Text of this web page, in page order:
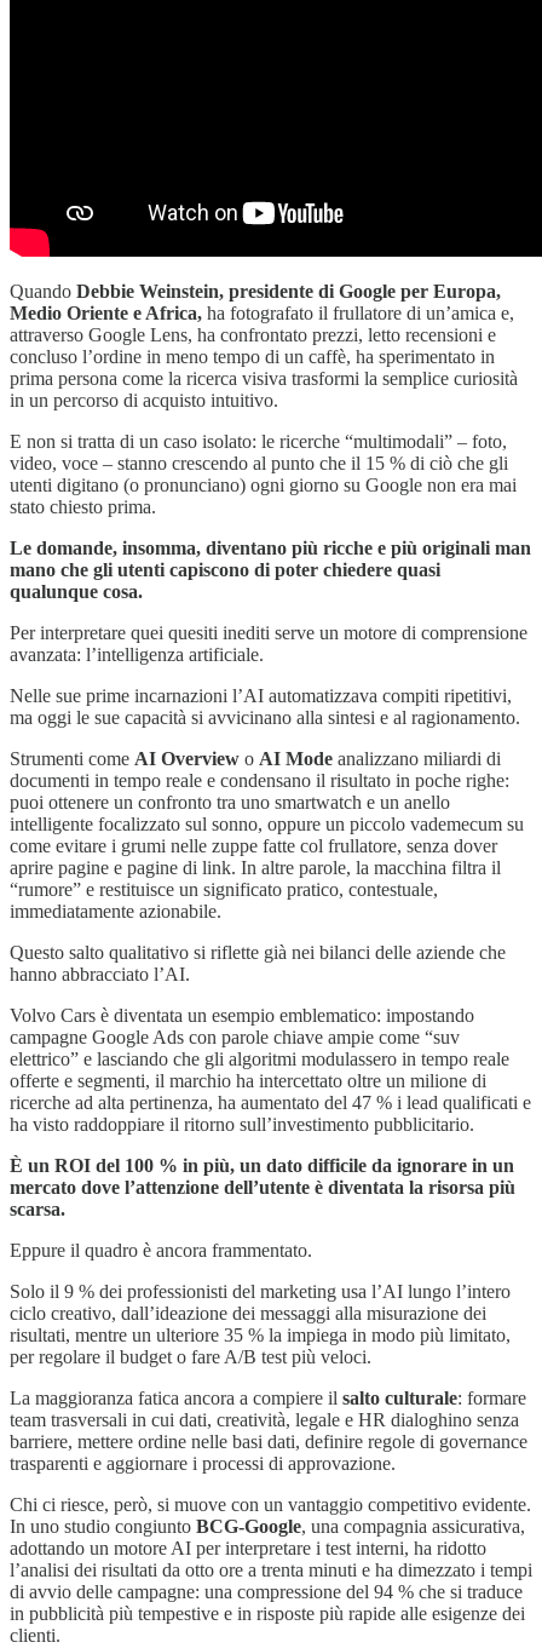
Quando Debbie Weinstein, presidente di Google per Europa,
Medio Oriente e Africa, ha fotografato il frullatore di un’amica e,
attraverso Google Lens, ha confrontato prezzi, letto recensioni e
concluso l’ordine in meno tempo di un caffè, ha sperimentato in
prima persona come la ricerca visiva trasformi la semplice curiosità
in un percorso di acquisto intuitivo.
E non si tratta di un caso isolato: le ricerche “multimodali” – foto,
video, voce – stanno crescendo al punto che il 15 % di ciò che gli
utenti digitano (o pronunciano) ogni giorno su Google non era mai
stato chiesto prima.
Le domande, insomma, diventano più ricche e più originali man
mano che gli utenti capiscono di poter chiedere quasi
qualunque cosa.
Per interpretare quei quesiti inediti serve un motore di comprensione
avanzata: l’intelligenza artificiale.
Nelle sue prime incarnazioni l’AI automatizzava compiti ripetitivi,
ma oggi le sue capacità si avvicinano alla sintesi e al ragionamento.
Strumenti come AI Overview o AI Mode analizzano miliardi di
documenti in tempo reale e condensano il risultato in poche righe:
puoi ottenere un confronto tra uno smartwatch e un anello
intelligente focalizzato sul sonno, oppure un piccolo vademecum su
come evitare i grumi nelle zuppe fatte col frullatore, senza dover
aprire pagine e pagine di link. In altre parole, la macchina filtra il
“rumore” e restituisce un significato pratico, contestuale,
immediatamente azionabile.
Questo salto qualitativo si riflette già nei bilanci delle aziende che
hanno abbracciato l’AI.
Volvo Cars è diventata un esempio emblematico: impostando
campagne Google Ads con parole chiave ampie come “suv
elettrico” e lasciando che gli algoritmi modulassero in tempo reale
offerte e segmenti, il marchio ha intercettato oltre un milione di
ricerche ad alta pertinenza, ha aumentato del 47 % i lead qualificati e
ha visto raddoppiare il ritorno sull’investimento pubblicitario.
È un ROI del 100 % in più, un dato difficile da ignorare in un
mercato dove l’attenzione dell’utente è diventata la risorsa più
scarsa.
Eppure il quadro è ancora frammentato.
Solo il 9 % dei professionisti del marketing usa l’AI lungo l’intero
ciclo creativo, dall’ideazione dei messaggi alla misurazione dei
risultati, mentre un ulteriore 35 % la impiega in modo più limitato,
per regolare il budget o fare A/B test più veloci.
La maggioranza fatica ancora a compiere il salto culturale: formare
team trasversali in cui dati, creatività, legale e HR dialoghino senza
barriere, mettere ordine nelle basi dati, definire regole di governance
trasparenti e aggiornare i processi di approvazione.
Chi ci riesce, però, si muove con un vantaggio competitivo evidente.
In uno studio congiunto BCG-Google, una compagnia assicurativa,
adottando un motore AI per interpretare i test interni, ha ridotto
l’analisi dei risultati da otto ore a trenta minuti e ha dimezzato i tempi
di avvio delle campagne: una compressione del 94 % che si traduce
in pubblicità più tempestive e in risposte più rapide alle esigenze dei
clienti.